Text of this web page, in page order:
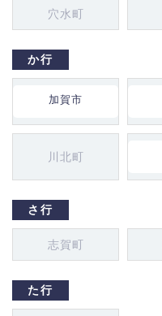
穴水町
か行
加賀市
川北町
さ行
志賀町
た行